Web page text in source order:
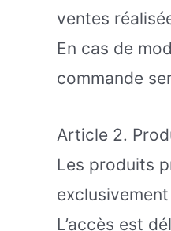
ventes
En cas de
commande
Article 2.
Les produits
L’accès est